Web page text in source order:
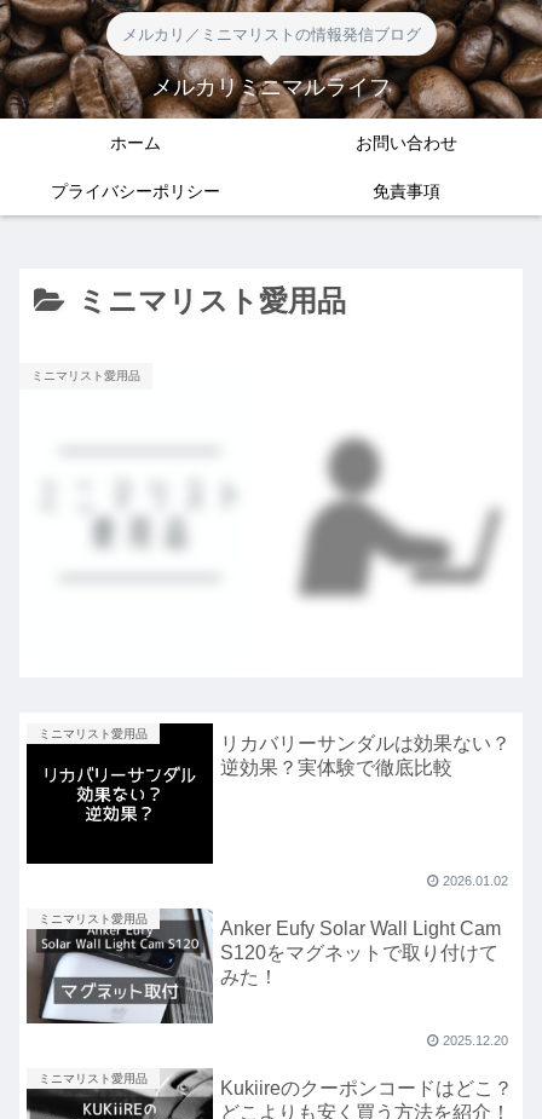
メルカリ／ミニマリストの情報発信ブログ
メルカリミニマルライフ
ホーム お問い合わせ
プライバシーポリシー 免責事項
ミニマリスト愛用品
ミニマリスト愛用品
ミニマリスト愛用品
リカバリーサンダルは効果ない？
逆効果？実体験で徹底比較
2026.01.02
ミニマリスト愛用品
Anker Eufy Solar Wall Light Cam
S120をマグネットで取り付けて
みた！
2025.12.20
ミニマリスト愛用品
Kukiireのクーポンコードはどこ？
どこよりも安く買う方法を紹介！